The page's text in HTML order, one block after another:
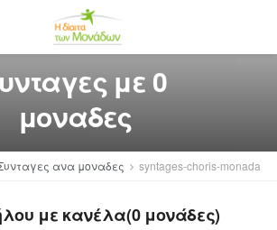
με 0
μοναδες
ανα μοναδες syntages-choris-monada
με κανέλα(0 μονάδες)